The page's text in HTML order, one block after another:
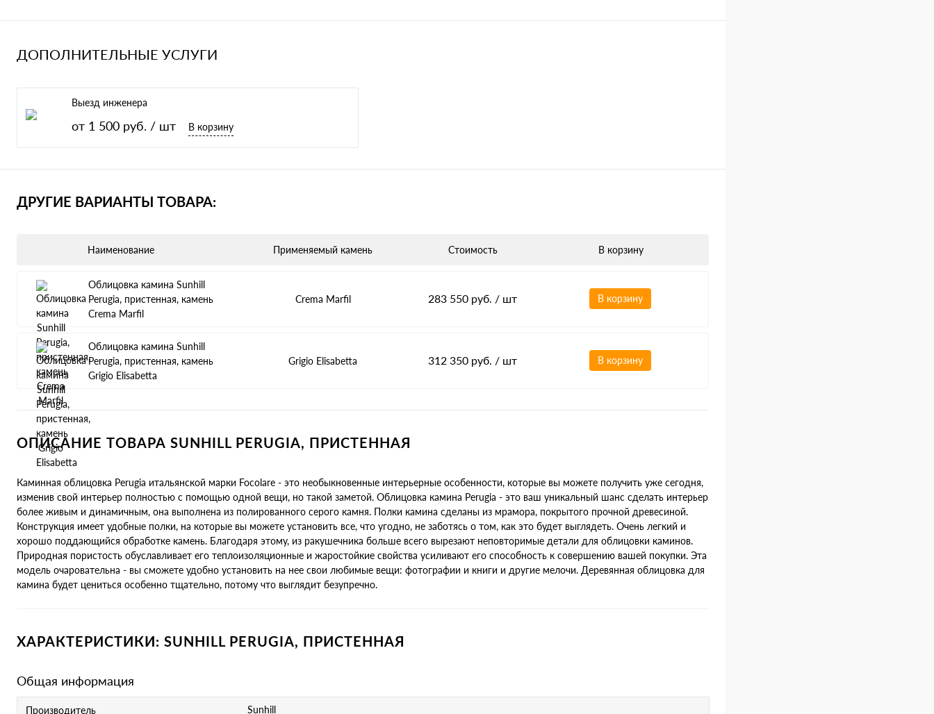
ДОПОЛНИТЕЛЬНЫЕ УСЛУГИ
Выезд инженера
от 1 500 руб. / шт В корзину
ДРУГИЕ ВАРИАНТЫ ТОВАРА:
Наименование Применяемый камень Стоимость В корзину
Облицовка камина Sunhill
Perugia, пристенная, камень
Crema Marfil
Crema Marfil 283 550 руб. / шт В корзину
Облицовка камина Sunhill
Perugia, пристенная, камень
Grigio Elisabetta
Grigio Elisabetta 312 350 руб. / шт В корзину
ОПИСАНИЕ ТОВАРА SUNHILL PERUGIA, ПРИСТЕННАЯ
Каминная облицовка Perugia итальянской марки Focolare - это необыкновенные интерьерные особенности, которые вы можете получить уже сегодня,
изменив свой интерьер полностью с помощью одной вещи, но такой заметой. Облицовка камина Perugia - это ваш уникальный шанс сделать интерьер
более живым и динамичным, она выполнена из полированного серого камня. Полки камина сделаны из мрамора, покрытого прочной древесиной.
Конструкция имеет удобные полки, на которые вы можете установить все, что угодно, не заботясь о том, как это будет выглядеть. Очень легкий и
хорошо поддающийся обработке камень. Благодаря этому, из ракушечника больше всего вырезают неповторимые детали для облицовки каминов.
Природная пористость обуславливает его теплоизоляционные и жаростойкие свойства усиливают его способность к совершению вашей покупки. Эта
модель очаровательна - вы сможете удобно установить на нее свои любимые вещи: фотографии и книги и другие мелочи. Деревянная облицовка для
камина будет цениться особенно тщательно, потому что выглядит безупречно.
ХАРАКТЕРИСТИКИ: SUNHILL PERUGIA, ПРИСТЕННАЯ
Общая информация
Производитель Sunhill